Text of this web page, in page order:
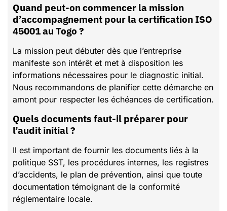
Quand peut-on commencer la mission
d’accompagnement pour la certification ISO
45001 au Togo ?
La mission peut débuter dès que l’entreprise
manifeste son intérêt et met à disposition les
informations nécessaires pour le diagnostic initial.
Nous recommandons de planifier cette démarche en
amont pour respecter les échéances de certification.
Quels documents faut-il préparer pour
l’audit initial ?
Il est important de fournir les documents liés à la
politique SST, les procédures internes, les registres
d’accidents, le plan de prévention, ainsi que toute
documentation témoignant de la conformité
réglementaire locale.